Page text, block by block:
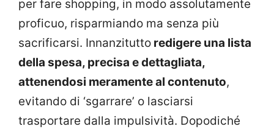
per fare shopping, in modo assolutamente
proficuo, risparmiando ma senza più
sacrificarsi. Innanzitutto redigere una lista
della spesa, precisa e dettagliata,
attenendosi meramente al contenuto,
evitando di ‘sgarrare’ o lasciarsi
trasportare dalla impulsività. Dopodiché